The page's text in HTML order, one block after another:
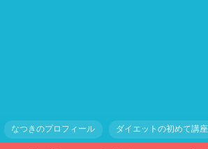
なつきのプロフィール ダイエットの初めて講座